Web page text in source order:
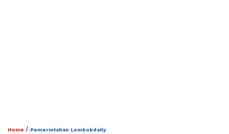
Home / Pemerintahan Lombokdaily